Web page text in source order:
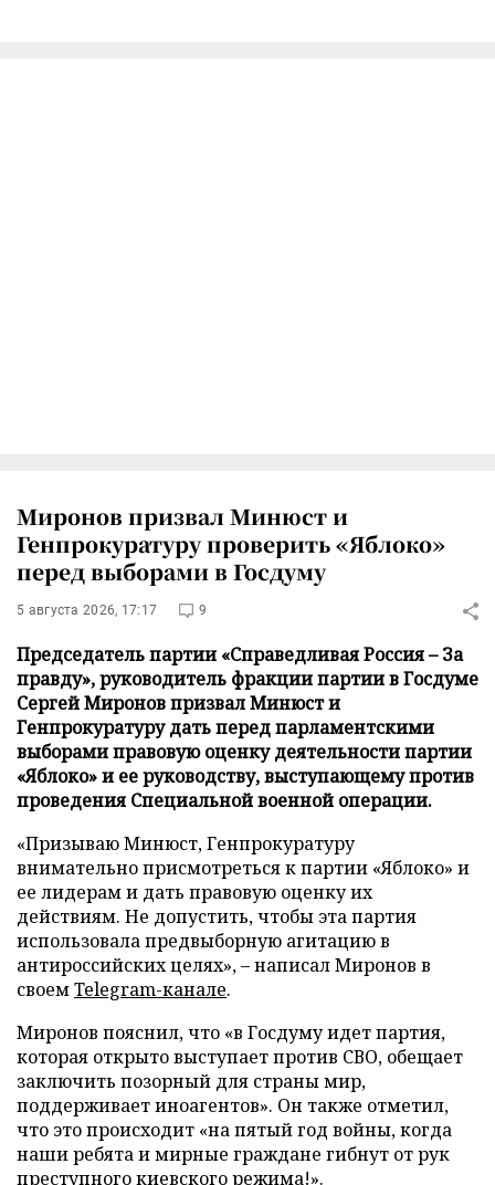
Миронов призвал Минюст и
Генпрокуратуру проверить «Яблоко»
перед выборами в Госдуму
5 августа 2026, 17:17 9
Председатель партии «Справедливая Россия – За
правду», руководитель фракции партии в Госдуме
Сергей Миронов призвал Минюст и
Генпрокуратуру дать перед парламентскими
выборами правовую оценку деятельности партии
«Яблоко» и ее руководству, выступающему против
проведения Специальной военной операции.
«Призываю Минюст, Генпрокуратуру
внимательно присмотреться к партии «Яблоко» и
ее лидерам и дать правовую оценку их
действиям. Не допустить, чтобы эта партия
использовала предвыборную агитацию в
антироссийских целях», – написал Миронов в
своемTelegram-канале.
Миронов пояснил, что «в Госдуму идет партия,
которая открыто выступает против СВО, обещает
заключить позорный для страны мир,
поддерживает иноагентов». Он также отметил,
что это происходит «на пятый год войны, когда
наши ребята и мирные граждане гибнут от рук
преступного киевского режима!».